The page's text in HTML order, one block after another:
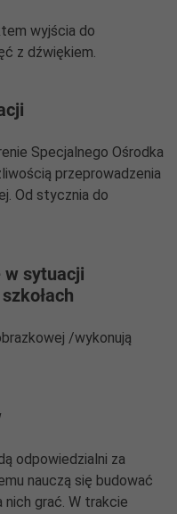
wyjścia do
z dźwiękiem.
Specjalnego Ośrodka
przeprowadzenia
Od stycznia do
w sytuacji
/wykonują
odpowiedzialni za
nauczą się budować
grać. W trakcie